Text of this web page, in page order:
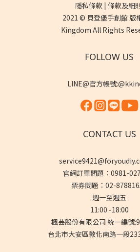
隱私條款 | 條款及細
2021 © 貝登堡手創館 版
Kingdom All Rights
FOLLOW US
LINE@官方帳號
CONTACT US
官網訂單問題：0981-
票券問題：02-
週一至週五
11:00 -18:00
楓芸股份有限公司 統一編號
台北市大安區敦化南路一段